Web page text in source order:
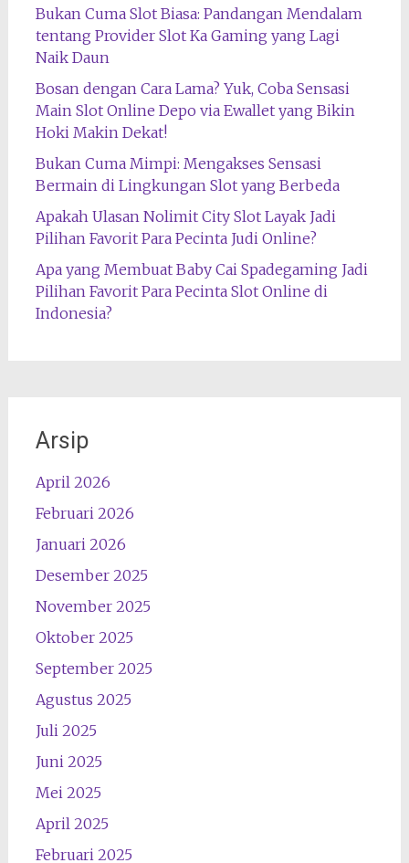
Bukan Cuma Slot Biasa: Pandangan Mendalam
tentang Provider Slot Ka Gaming yang Lagi
Naik Daun
Bosan dengan Cara Lama? Yuk, Coba Sensasi
Main Slot Online Depo via Ewallet yang Bikin
Hoki Makin Dekat!
Bukan Cuma Mimpi: Mengakses Sensasi
Bermain di Lingkungan Slot yang Berbeda
Apakah Ulasan Nolimit City Slot Layak Jadi
Pilihan Favorit Para Pecinta Judi Online?
Apa yang Membuat Baby Cai Spadegaming Jadi
Pilihan Favorit Para Pecinta Slot Online di
Indonesia?
Arsip
April 2026
Februari 2026
Januari 2026
Desember 2025
November 2025
Oktober 2025
September 2025
Agustus 2025
Juli 2025
Juni 2025
Mei 2025
April 2025
Februari 2025